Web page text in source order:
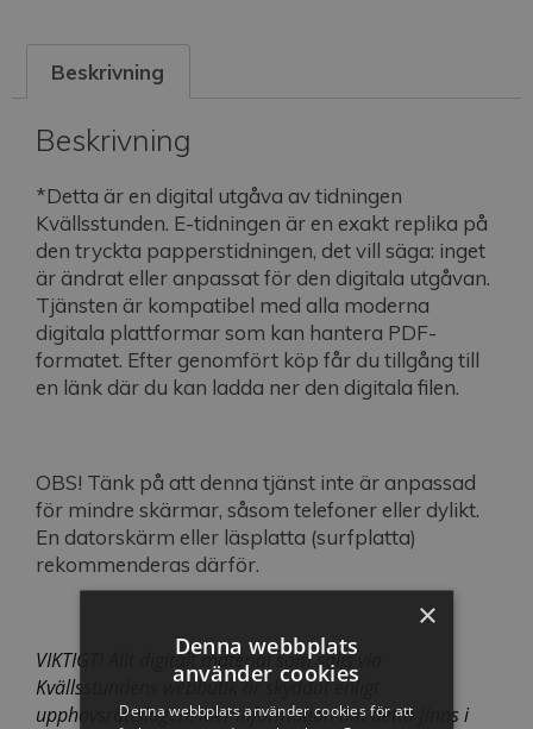
i
Beskrivning
Beskrivning
*Detta är en digital utgåva av tidningen
Kvällsstunden. E-tidningen är en exakt replika på
den tryckta papperstidningen, det vill säga: inget
är ändrat eller anpassat för den digitala utgåvan.
Tjänsten är kompatibel med alla moderna
digitala plattformar som kan hantera PDF-
formatet. Efter genomfört köp får du tillgång till
en länk där du kan ladda ner den digitala filen.
OBS! Tänk på att denna tjänst inte är anpassad
för mindre skärmar, såsom telefoner eller dylikt.
En datorskärm eller läsplatta (surfplatta)
rekommenderas därför.
VIKTIGT! Allt digitalt material som säljs via
Kvällsstundens webbutik är skyddat enligt
upphovsrättslagen. Mer information om detta finns i
×
Denna webbplats
använder cookies
Denna webbplats använder cookies för att